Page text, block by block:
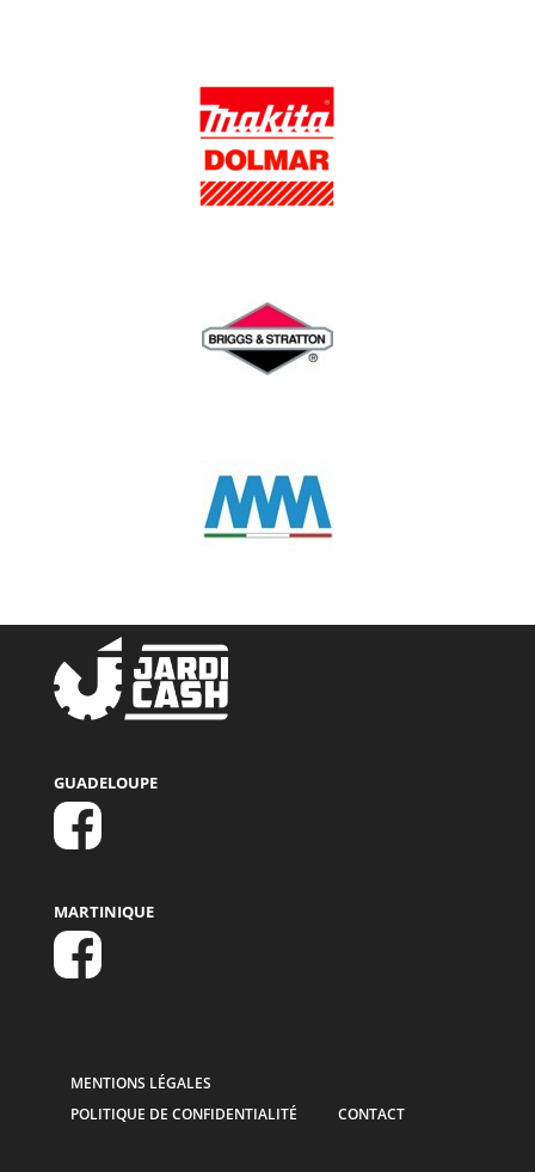
GUADELOUPE
MARTINIQUE
MENTIONS LÉGALES
POLITIQUE DE CONFIDENTIALITÉ
CONTACT